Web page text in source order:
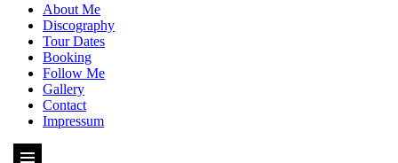
About Me
Discography
Tour Dates
Booking
Follow Me
Gallery
Contact
Impressum